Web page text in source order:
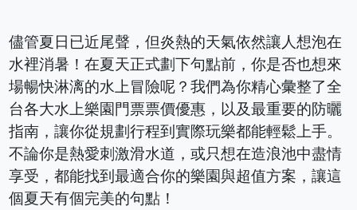
儘管夏日已近尾聲，但炎熱的天氣依然讓人想泡在
水裡消暑！在夏天正式劃下句點前，你是否也想來
場暢快淋漓的水上冒險呢？我們為你精心彙整了全
台各大水上樂園門票票價優惠，以及最重要的防曬
指南，讓你從規劃行程到實際玩樂都能輕鬆上手。
不論你是熱愛刺激滑水道，或只想在造浪池中盡情
享受，都能找到最適合你的樂園與超值方案，讓這
個夏天有個完美的句點！